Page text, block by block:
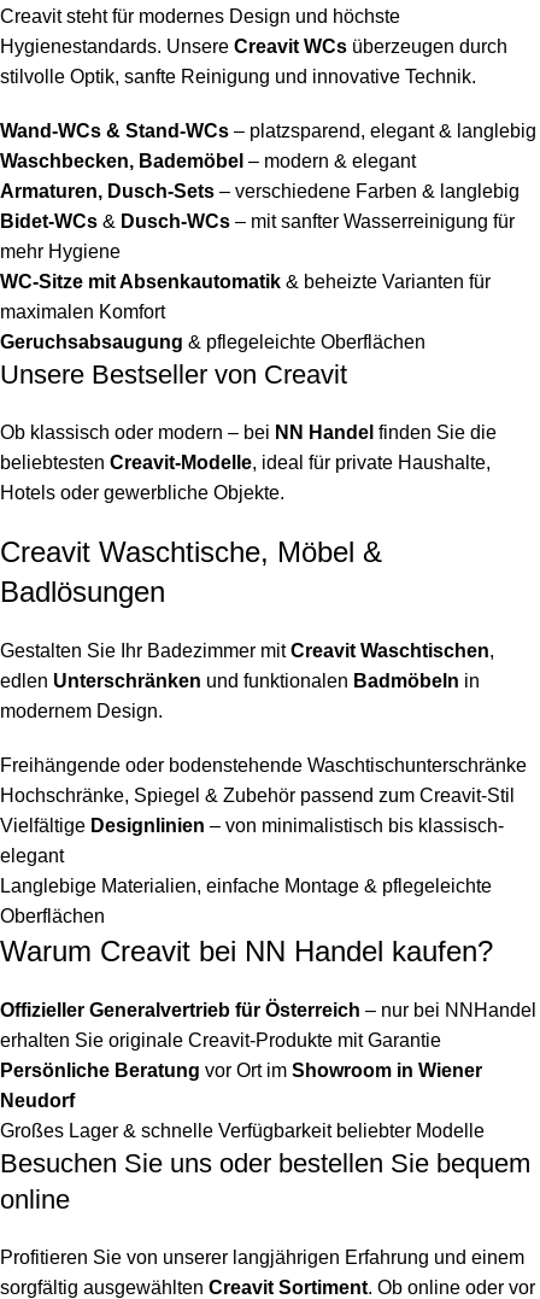
Creavit steht für modernes Design und höchste
Hygienestandards. Unsere Creavit WCs überzeugen durch
stilvolle Optik, sanfte Reinigung und innovative Technik.
Wand-WCs & Stand-WCs – platzsparend, elegant & langlebig
Waschbecken, Bademöbel – modern & elegant
Armaturen, Dusch-Sets – verschiedene Farben & langlebig
Bidet-WCs & Dusch-WCs – mit sanfter Wasserreinigung für
mehr Hygiene
WC-Sitze mit Absenkautomatik & beheizte Varianten für
maximalen Komfort
Geruchsabsaugung & pflegeleichte Oberflächen
Unsere Bestseller von Creavit
Ob klassisch oder modern – bei NN Handel finden Sie die
beliebtesten Creavit-Modelle, ideal für private Haushalte,
Hotels oder gewerbliche Objekte.
Creavit Waschtische, Möbel &
Badlösungen
Gestalten Sie Ihr Badezimmer mitCreavit Waschtischen,
edlen Unterschränken und funktionalen Badmöbeln in
modernem Design.
Freihängende oder bodenstehende Waschtischunterschränke
Hochschränke, Spiegel & Zubehör passend zum Creavit-Stil
Vielfältige Designlinien – von minimalistisch bis klassisch-
elegant
Langlebige Materialien, einfache Montage & pflegeleichte
Oberflächen
Warum Creavit bei NN Handel kaufen?
Offizieller Generalvertrieb für Österreich – nur bei NNHandel
erhalten Sie originale Creavit-Produkte mit Garantie
Persönliche Beratung vor Ort im Showroom in Wiener
Neudorf
Großes Lager & schnelle Verfügbarkeit beliebter Modelle
Besuchen Sie uns oder bestellen Sie bequem
online
Profitieren Sie von unserer langjährigen Erfahrung und einem
sorgfältig ausgewählten Creavit Sortiment. Ob online oder vor